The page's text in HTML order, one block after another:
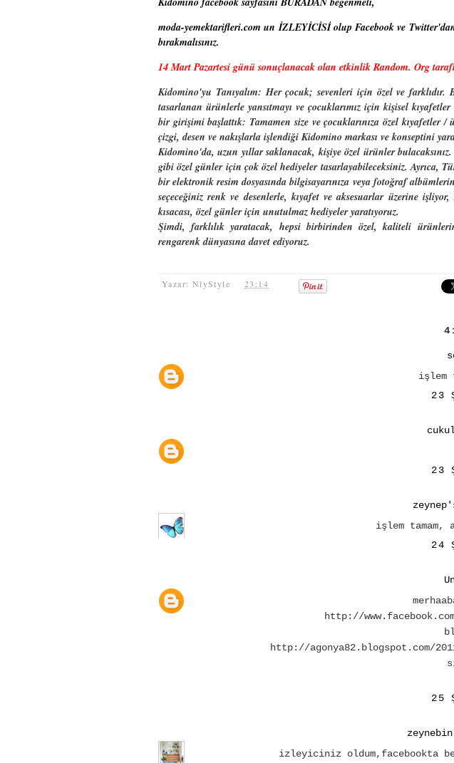
moda-yemektarifleri.com un İZLEYİCİSİ olup Facebook ve
bırakmalısınız.
14 Mart Pazartesi günü sonuçlanacak olan etkinlik Random. Org
Kidomino'yu Tanıyalım: Her çocuk; sevenleri için özel ve
tasarlanan ürünlerle yansıtmayı ve çocuklarımız için kişisel
bir girişimi başlattık: Tamamen size ve çocuklarınıza özel kıyafetler
çizgi, desen ve nakışlarla işlendiği Kidomino markası ve konseptini
Kidomino'da, uzun yıllar saklanacak, kişiye özel ürünler
gibi özel günler için çok özel hediyeler tasarlayabileceksiniz. Ayrıca,
bir elektronik resim dosyasında bilgisayarınıza veya fotoğraf
seçeceğiniz renk ve desenlerle, kıyafet ve aksesuarlar üzerine
kısacası, özel günler için unutulmaz hediyeler yaratıyoruz.
Şimdi, farklılık yaratacak, hepsi birbirinden özel, kaliteli
rengarenk dünyasına davet ediyoruz.
Yazar: NlyStyle 23:14
işlem
23
23
işlem tamam,
24
http://
http://agonya82.blogspot.com/
25
izleyiciniz oldum,facebookta